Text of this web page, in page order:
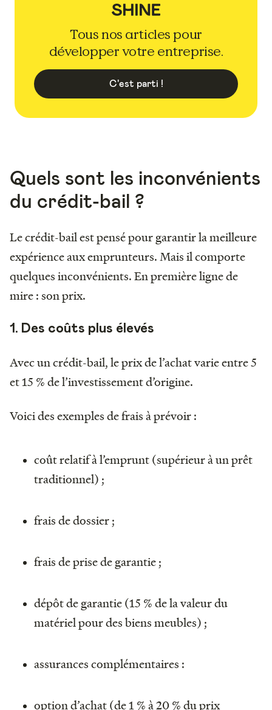
Tous nos articles pour
développer votre entreprise.
C'est parti !
Quels sont les inconvénients
du crédit-bail ?
Le crédit-bail est pensé pour garantir la meilleure
expérience aux emprunteurs. Mais il comporte
quelques inconvénients. En première ligne de
mire : son prix.
1. Des coûts plus élevés
Avec un crédit-bail, le prix de l’achat varie entre 5
et 15 % de l’investissement d’origine.
Voici des exemples de frais à prévoir :
coût relatif à l’emprunt (supérieur à un prêt
traditionnel) ;
frais de dossier ;
frais de prise de garantie ;
dépôt de garantie (15 % de la valeur du
matériel pour des biens meubles) ;
assurances complémentaires :
option d’achat (de 1 % à 20 % du prix